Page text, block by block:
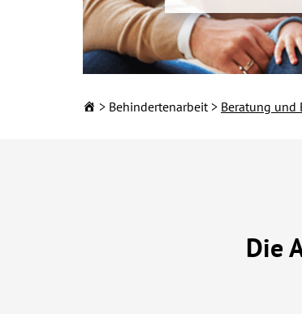
Behindertenarbeit Beratung und
Die